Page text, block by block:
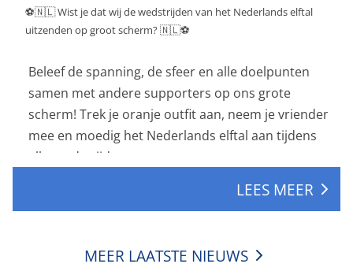
⚽🇳🇱 Wist je dat wij de wedstrijden van het Nederlands elftal
uitzenden op groot scherm? 🇳🇱⚽
Beleef de spanning, de sfeer en alle doelpunten
samen met andere supporters op ons grote
scherm! Trek je oranje outfit aan, neem je vrienden
mee en moedig het Nederlands elftal aan tijdens
elke wedstrijd.
LEES MEER
MEER LAATSTE NIEUWS